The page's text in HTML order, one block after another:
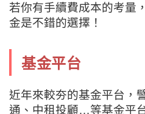
若你有手續費成本的考量
金是不錯的選擇！
基金平台
近年來較夯的基金平台，
通、中租投顧…等基金平